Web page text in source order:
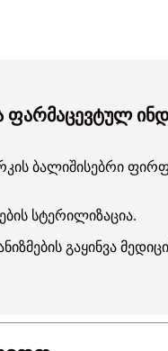
ფარმაცევტულ
ბალიშისებრი
სტერილიზაცია.
გაყინვა